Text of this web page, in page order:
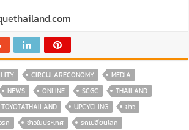
CIRCULARECONOMY
MEDIA
NEWS ONLINE SCGC
THAILAND
TOYOTATHAILAND UPCYCLING
ข่าว
รถ ข่าวในประเทศ
รถเปลี่ยนโลก